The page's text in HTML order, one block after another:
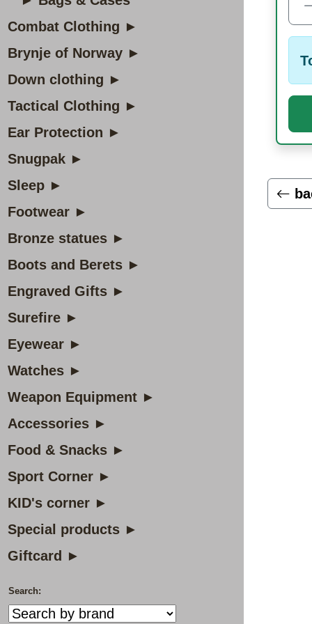
Combat Clothing ►
Brynje of Norway ►
Down clothing ►
Tactical Clothing ►
Ear Protection ►
Snugpak ►
Sleep ►
Footwear ►
Bronze statues ►
Boots and Berets ►
Engraved Gifts ►
Surefire ►
Eyewear ►
Watches ►
Weapon Equipment ►
Accessories ►
Food & Snacks ►
Sport Corner ►
KID's corner ►
Special products ►
Giftcard ►
Search: